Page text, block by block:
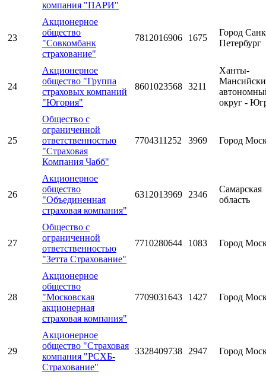
компания "ПАРИ"
23
Акционерное
общество
"Совкомбанк
страхование"
7812016906 1675
Город
Петербург
24
Акционерное
общество "Группа
страховых компаний
"Югория"
8601023568 3211
Ханты-
округ -
25
Общество с
ограниченной
ответственностью
"Страховая
Компания Чабб"
7704311252 3969 Город
26
Акционерное
общество
"Объединенная
страховая компания"
6312013969 2346
Самарская
область
27
Общество с
ограниченной
ответственностью
"Зетта Страхование"
7710280644 1083 Город
28
Акционерное
общество
"Московская
акционерная
страховая компания"
7709031643 1427 Город
29
Акционерное
общество "Страховая
компания "РСХБ-
Страхование"
3328409738 2947 Город